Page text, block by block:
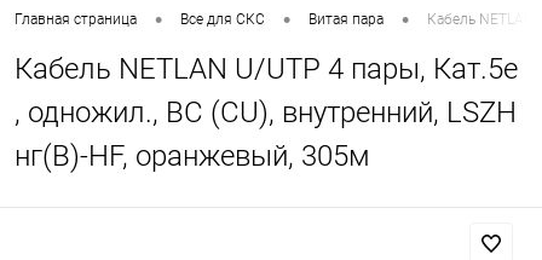
Главная страница • Все для СКС • Витая пара • Кабель NETLAN
Кабель NETLAN U/UTP 4 пары, Кат.5e
, одножил., BC (CU), внутренний, LSZH
нг(B)-HF, оранжевый, 305м